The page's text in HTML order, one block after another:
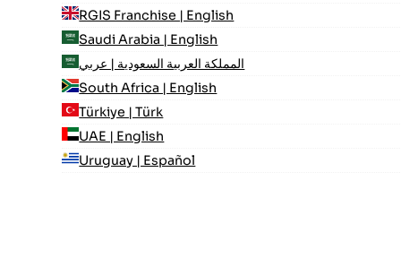
RGIS Franchise | English
Saudi Arabia | English
المملكة العربية السعودية | عربي
South Africa | English
Türkiye | Türk
UAE | English
Uruguay | Español